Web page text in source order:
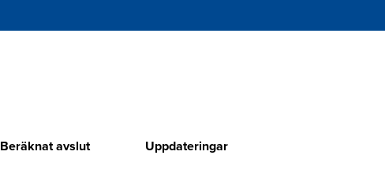
Beräknat avslut Uppdateringar